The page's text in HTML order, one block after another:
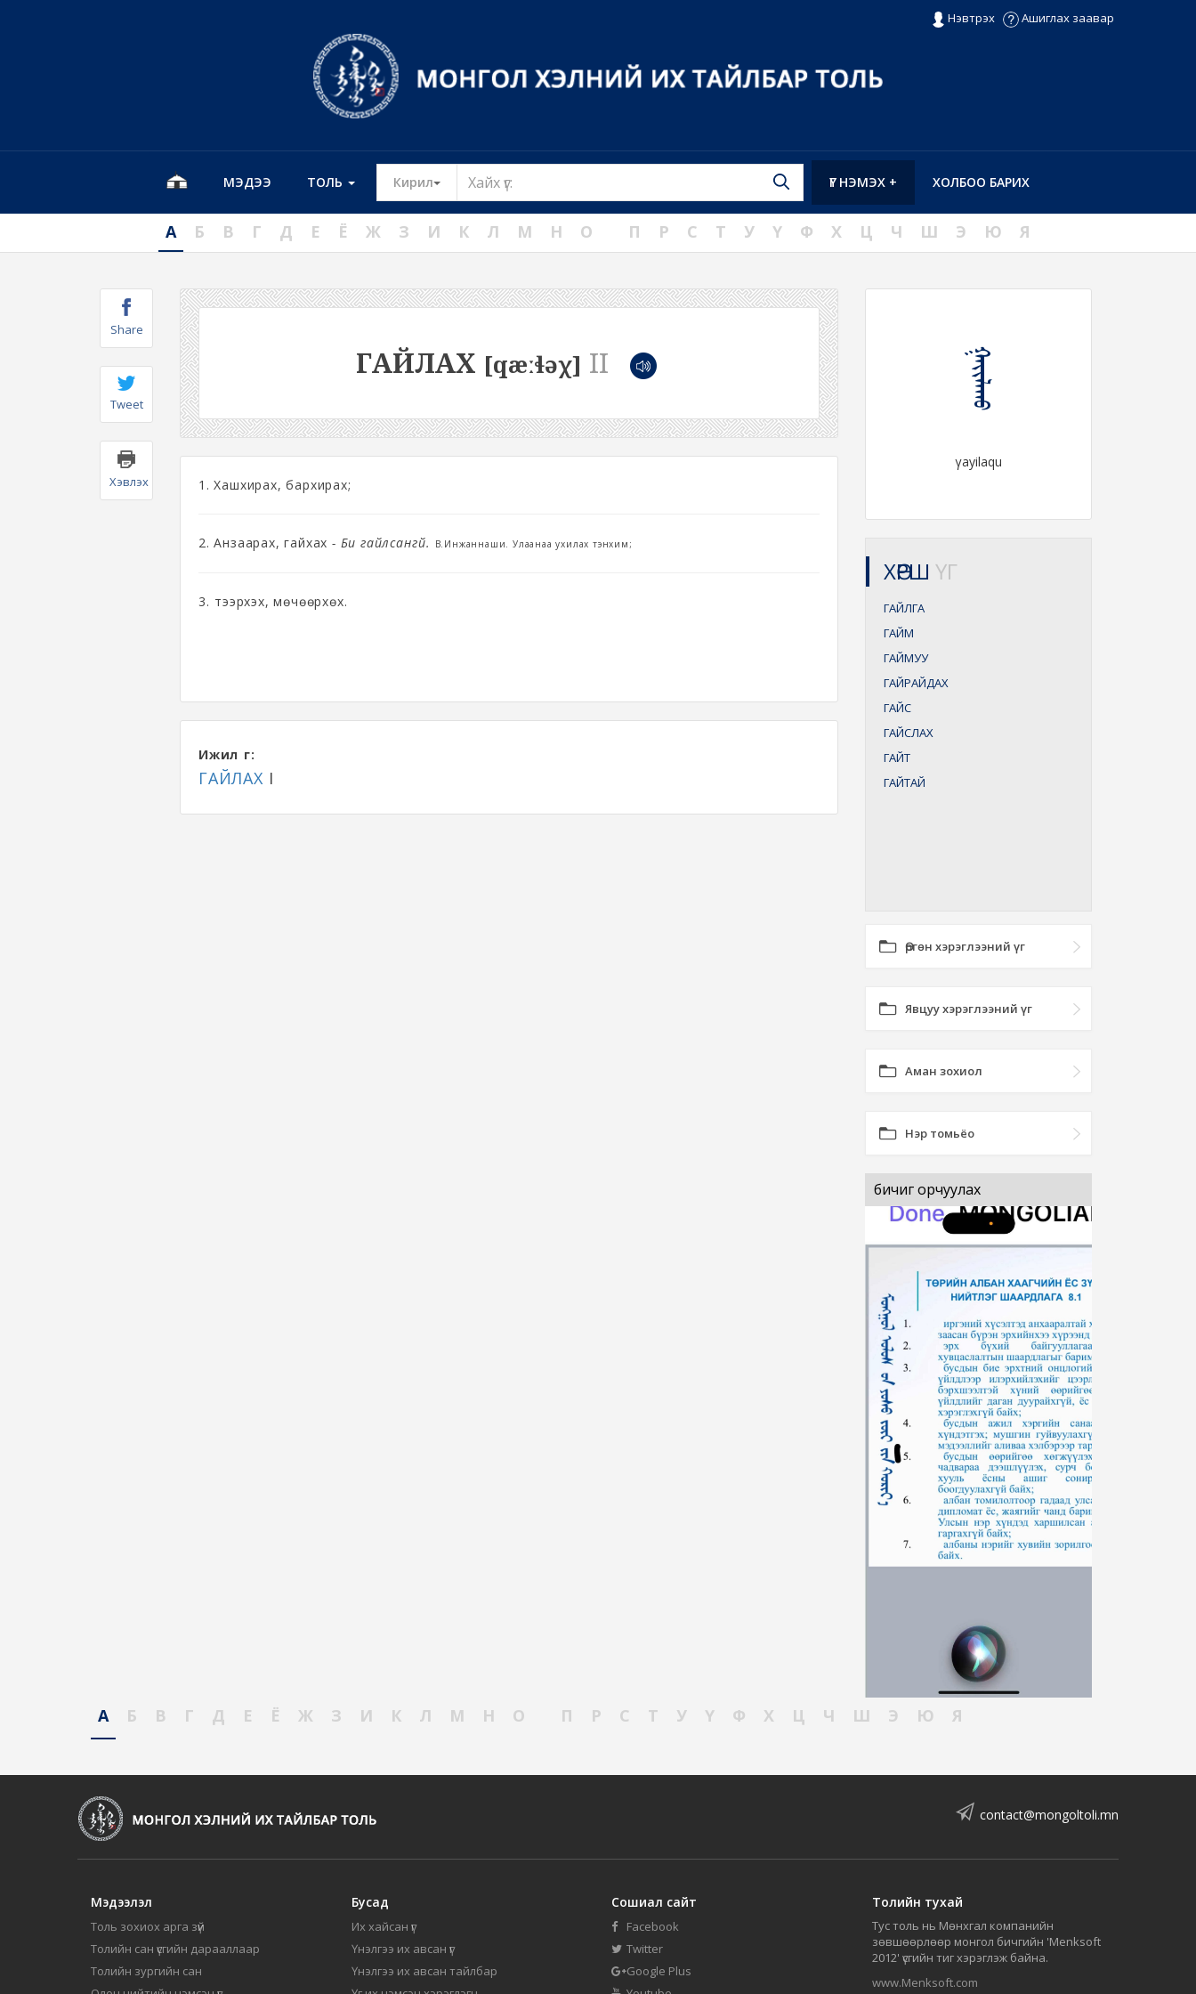
Нэвтрэх Ашиглах заавар
МЭДЭЭ ТОЛЬ Кирил Toggle Dropdown ХОЛБОО БАРИХ
ҮГ НЭМЭХ +
А Б В Г Д Е Ё Ж З И К Л М Н О П Р С Т У Ү Ф Х Ц Ч Ш Э Ю Я
Share
Tweet
Хэвлэх
ГАЙЛАХ [qæːɬəχ] II
1. Хашхирах, бархирах;
2. Анзаарах, гайхах - Би гайлсангүй. В.Инжаннаши. Улаанаа ухилах тэнхим;
3. Үтээрхэх, мөчөөрхөх.
Ижил үг:
ГАЙЛАХ I
ᠭᠠᠶᠢᠯᠠᠬᠤ
γayilaqu
ХӨРШ ҮГ
ГАЙЛГА
ГАЙМ
ГАЙМУУ
ГАЙРАЙДАХ
ГАЙС
ГАЙСЛАХ
ГАЙТ
ГАЙТАЙ
Өргөн хэрэглээний үг
Явцуу хэрэглээний үг
Аман зохиол
Нэр томьёо
бичиг орчуулах
А Б В Г Д Е Ё Ж З И К Л М Н О П Р С Т У Ү Ф Х Ц Ч Ш Э Ю Я
contact@mongoltoli.mn
Мэдээлэл
Толь зохиох арга зүй
Толийн сан үсгийн дарааллаар
Толийн зургийн сан
Бусад
Их хайсан үг
Үнэлгээ их авсан үг
Үнэлгээ их авсан тайлбар
Сошиал сайт
Facebook
Twitter
Google Plus
Толийн тухай
Тус толь нь Мөнхгал компанийн
зөвшөөрлөөр монгол бичгийн 'Menksoft
2012' үсгийн тиг хэрэглэж байна.
www.Menksoft.com